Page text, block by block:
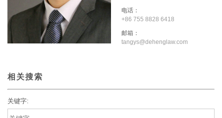
电话：
+86 755 8828 6418
邮箱：
tangys@dehenglaw.com
相关搜索
关键字: